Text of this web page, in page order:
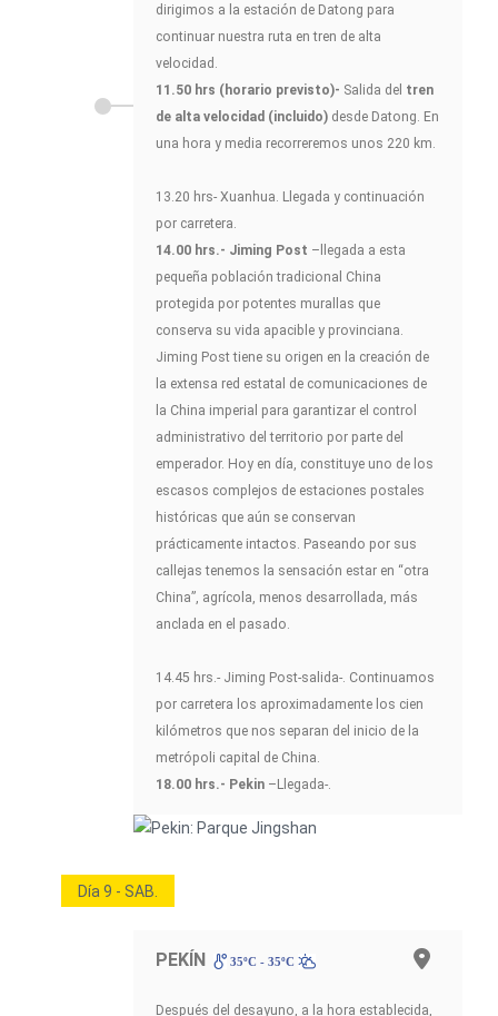
dirigimos a la estación de Datong para
continuar nuestra ruta en tren de alta
velocidad.
11.50 hrs (horario previsto)- Salida del tren
de alta velocidad (incluido) desde Datong. En
una hora y media recorreremos unos 220 km.
13.20 hrs- Xuanhua. Llegada y continuación
por carretera.
14.00 hrs.- Jiming Post –llegada a esta
pequeña población tradicional China
protegida por potentes murallas que
conserva su vida apacible y provinciana.
Jiming Post tiene su origen en la creación de
la extensa red estatal de comunicaciones de
la China imperial para garantizar el control
administrativo del territorio por parte del
emperador. Hoy en día, constituye uno de los
escasos complejos de estaciones postales
históricas que aún se conservan
prácticamente intactos. Paseando por sus
callejas tenemos la sensación estar en “otra
China”, agrícola, menos desarrollada, más
anclada en el pasado.
14.45 hrs.- Jiming Post-salida-. Continuamos
por carretera los aproximadamente los cien
kilómetros que nos separan del inicio de la
metrópoli capital de China.
18.00 hrs.- Pekin –Llegada-.
Día 9 - SAB.
PEKÍN 35ºC - 35ºC
Después del desayuno, a la hora establecida,